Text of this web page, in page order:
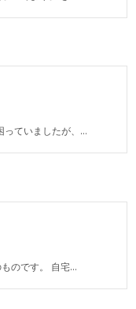
っていましたが、…
のです。 自宅…